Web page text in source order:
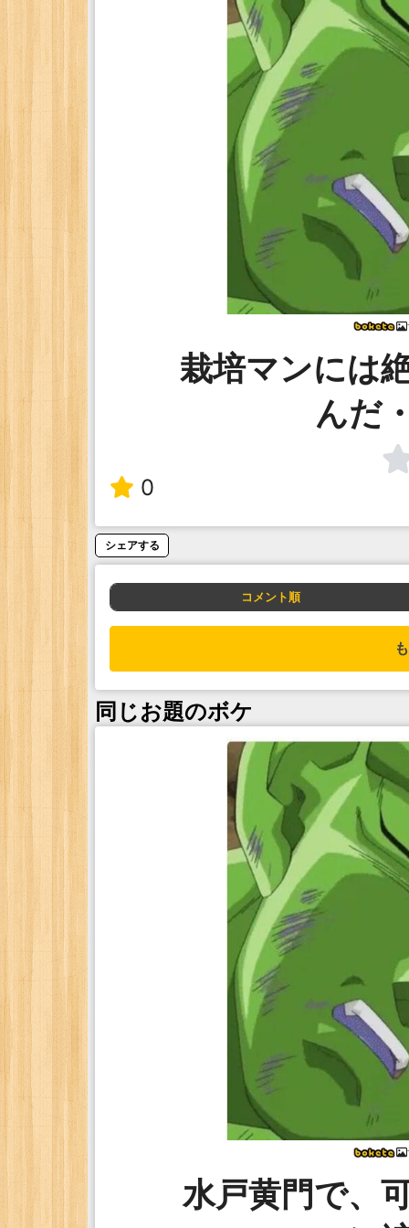
栽培マンには
んだ
0
シェアする
コメント順
同じお題のボケ
水戸黄門で、